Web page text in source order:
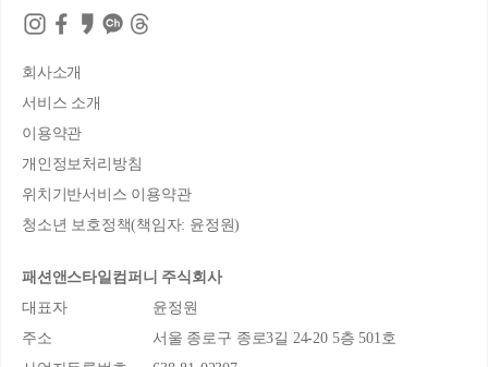
회사소개
서비스 소개
이용약관
개인정보처리방침
위치기반서비스 이용약관
청소년 보호정책(책임자: 윤정원)
패션앤스타일컴퍼니 주식회사
대표자
윤정원
주소
서울 종로구 종로3길 24-20 5층 501호